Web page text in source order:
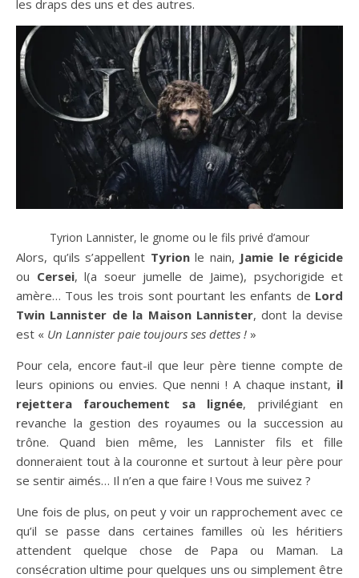
les draps des uns et des autres.
Tyrion Lannister, le gnome ou le fils privé d’amour
Alors, qu’ils s’appellent Tyrionle nain, Jamie le régicide
ou Cersei, l(a soeur jumelle de Jaime), psychorigide et
amère… Tous les trois sont pourtant les enfants de Lord
Twin Lannister de la Maison Lannister, dont la devise
est « Un Lannister paie toujours ses dettes ! »
Pour cela, encore faut-il que leur père tienne compte de
leurs opinions ou envies. Que nenni ! A chaque instant, il
rejettera farouchement sa lignée, privilégiant en
revanche la gestion des royaumes ou la succession au
trône. Quand bien même, les Lannister fils et fille
donneraient tout à la couronne et surtout à leur père pour
se sentir aimés… Il n’en a que faire ! Vous me suivez ?
Une fois de plus, on peut y voir un rapprochement avec ce
qu’il se passe dans certaines familles où les héritiers
attendent quelque chose de Papa ou Maman. La
consécration ultime pour quelques uns ou simplement être